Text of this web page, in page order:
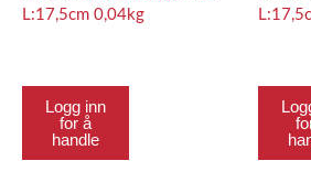
L:17,5cm 0,04kg
Logg inn
for å
handle